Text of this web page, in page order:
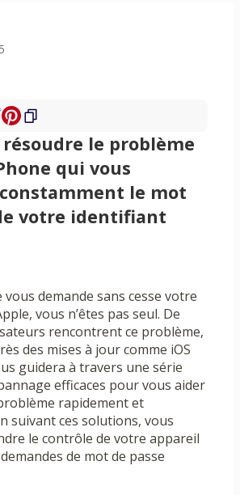
le problème
qui vous
le mot
votre identifiant
demande sans cesse votre
vous n’êtes pas seul. De
rencontrent ce problème,
des mises à jour comme iOS
guidera à travers une série
efficaces pour vous aider
rapidement et
suivant ces solutions, vous
le contrôle de votre appareil
de mot de passe